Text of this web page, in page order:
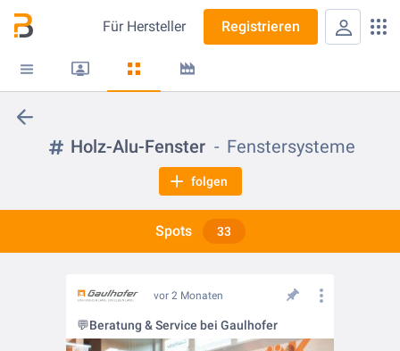
Für Hersteller Registrieren
Holz-Alu-Fenster Fenstersysteme
folgen
Spots 33
vor 2 Monaten
💬Beratung & Service bei Gaulhofer